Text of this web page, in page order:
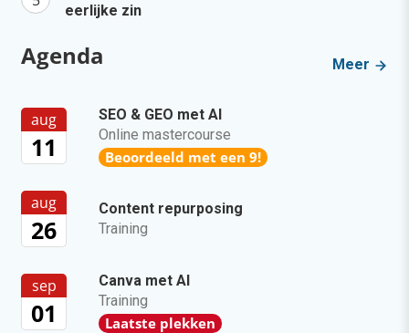
eerlijke zin
Agenda Meer
aug
11
SEO & GEO met AI
Online mastercourse
Beoordeeld met een 9!
aug
26
Content repurposing
Training
sep
01
Canva met AI
Training
Laatste plekken